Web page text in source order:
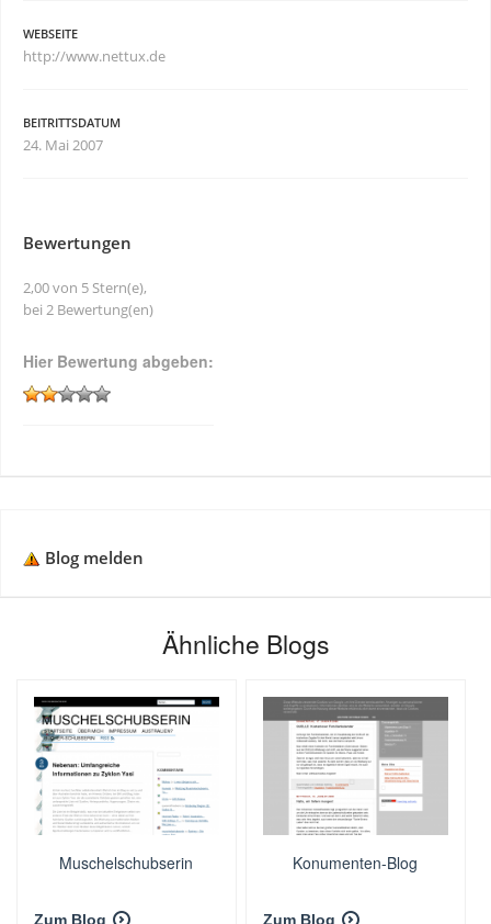
WEBSEITE
http://www.nettux.de
BEITRITTSDATUM
24. Mai 2007
Bewertungen
2,00 von 5 Stern(e),
bei 2 Bewertung(en)
Hier Bewertung abgeben:
Blog melden
Ähnliche Blogs
Muschelschubserin
Zum Blog
Konumenten-Blog
Zum Blog